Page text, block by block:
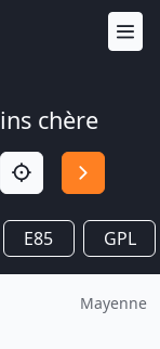
chère
E85 GPL
Mayenne